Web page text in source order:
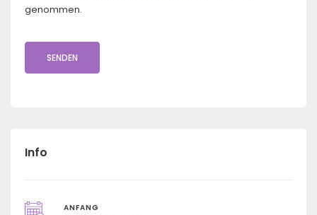
genommen.
Info
ANFANG